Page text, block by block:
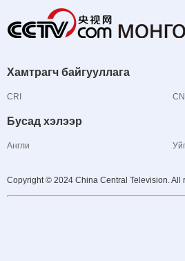
Хамтрагч байгууллага
CRI
Бусад хэлээр
Англи
Copyright © 2024 China Central Television. All